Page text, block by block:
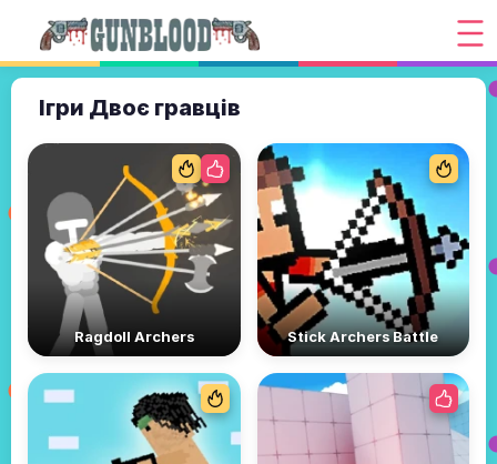
Ігри Двоє гравців
Ragdoll Archers Stick Archers Battle